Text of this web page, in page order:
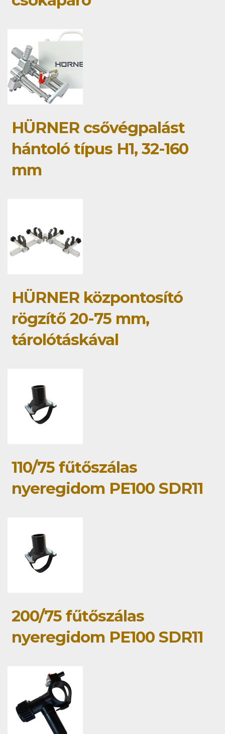
HÜRNER csővégpalást
hántoló típus H1, 32-160
mm
HÜRNER központosító
rögzítő 20-75 mm,
tárolótáskával
110/75 fűtőszálas
nyeregidom PE100 SDR11
200/75 fűtőszálas
nyeregidom PE100 SDR11